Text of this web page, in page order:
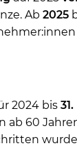
Ab 2025
2024 bis
ab 60